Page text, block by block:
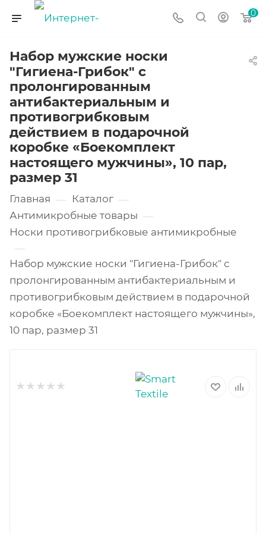
0
Набор мужские носки
"Гигиена-Грибок" с
пролонгированным
антибактериальным и
противогрибковым
действием в подарочной
коробке «Боекомплект
настоящего мужчины», 10 пар,
размер 31
Главная — Каталог —
Антимикробные товары —
Носки противогрибковые антимикробные
—
Набор мужские носки "Гигиена-Грибок" с
пролонгированным антибактериальным и
противогрибковым действием в подарочной
коробке «Боекомплект настоящего мужчины»,
10 пар, размер 31